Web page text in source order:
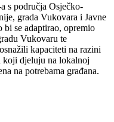
s područja Osječko-
grada Vukovara i Javne
se adaptirao, opremio
Vukovaru te
kapaciteti na razini
koji djeluju na lokalnoj
na potrebama građana.